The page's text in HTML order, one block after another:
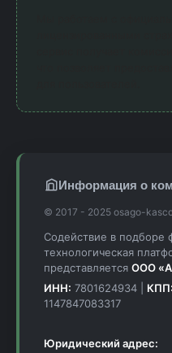
Информация о
© 2017 - 2025 osago-
Содействие в подборе
технологическая
представляется ООО
ИНН: 7801624934 | КПП:
1147847083317
Юридический адрес: